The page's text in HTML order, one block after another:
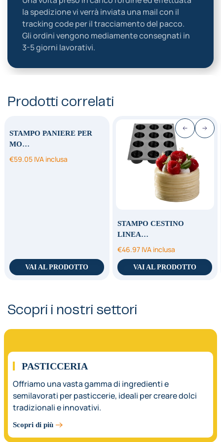
la spedizione vi verrà inviata una mail con il
tracking code per il tracciamento del pacco.
Gli ordini vengono mediamente consegnati in
3-5 giorni lavorativi.
Prodotti correlati
STAMPO PANIERE PER
MO…
€59.05 IVA inclusa
VAI AL PRODOTTO
STAMPO CESTINO
LINEA…
€46.97 IVA inclusa
VAI AL PRODOTTO
Scopri i nostri settori
01.
PASTICCERIA
Offriamo una vasta gamma di ingredienti e
semilavorati per pasticcerie, ideali per creare dolci
tradizionali e innovativi.
Scopri di più